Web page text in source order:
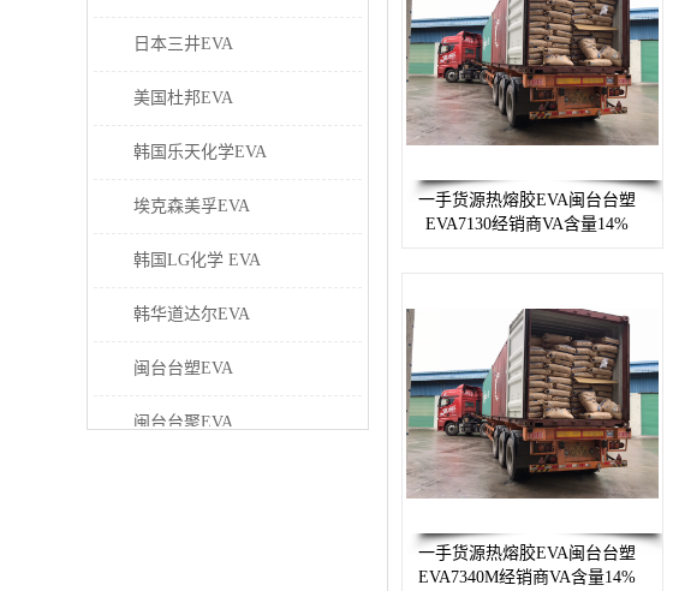
日本三井EVA
美国杜邦EVA
韩国乐天化学EVA
埃克森美孚EVA
韩国LG化学 EVA
韩华道达尔EVA
闽台台塑EVA
闽台台聚EVA
一手货源热熔胶EVA闽台台塑
EVA7130经销商VA含量14%
一手货源热熔胶EVA闽台台塑
EVA7340M经销商VA含量14%